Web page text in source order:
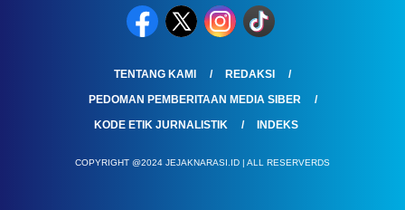
TENTANG KAMI
REDAKSI
PEDOMAN PEMBERITAAN MEDIA SIBER
KODE ETIK JURNALISTIK
INDEKS
COPYRIGHT @2024 JEJAKNARASI.ID | ALL RESERVERDS